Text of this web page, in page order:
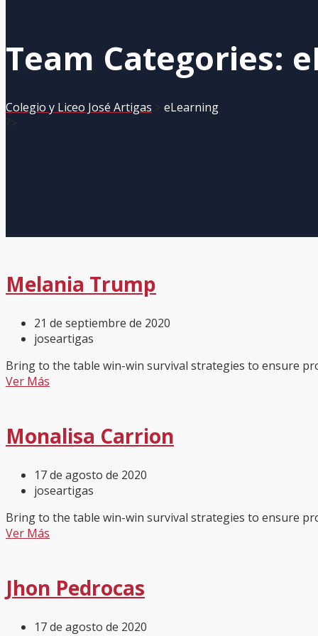
Team Categories:
Colegio y Liceo José Artigas > eLearning
?>
Melania Trump
21 de septiembre de 2020
joseartigas
Bring to the table win-win survival strategies to ensure
Ver Más
Monalisa Carrion
17 de agosto de 2020
joseartigas
Bring to the table win-win survival strategies to ensure
Ver Más
Jhon Pedrocas
17 de agosto de 2020